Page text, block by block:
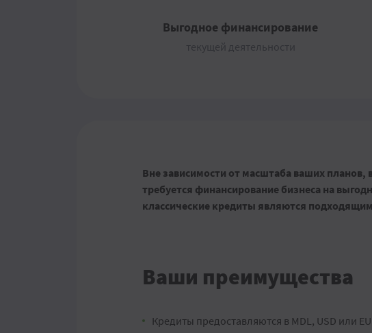
Выгодное финансирование
текущей деятельности
Вне зависимости от масштаба ваших
требуется финансирование бизнеса на
классические кредиты являются
Ваши преимущества
Кредиты предоставляются в MDL, USD или